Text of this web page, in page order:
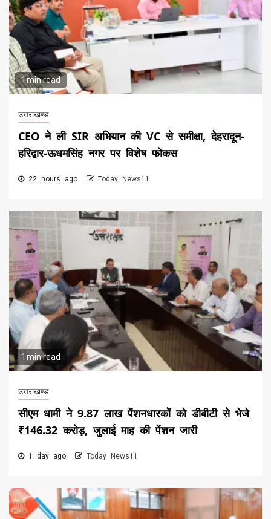
1 min read
उत्तराखण्ड
CEO ने ली SIR अभियान की VC से समीक्षा, देहरादून-
हरिद्वार-ऊधमसिंह नगर पर विशेष फोकस
22 hours ago Today News11
1 min read
उत्तराखण्ड
सीएम धामी ने 9.87 लाख पेंशनधारकों को डीबीटी से भेजे
₹146.32 करोड़, जुलाई माह की पेंशन जारी
1 day ago Today News11